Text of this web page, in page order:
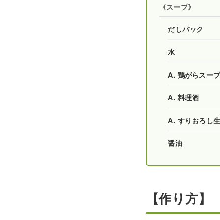
《スープ》
だしパック
水
A. 鶏がらスー
A. 料理酒
A. すりおろし
醤油
【作り方】